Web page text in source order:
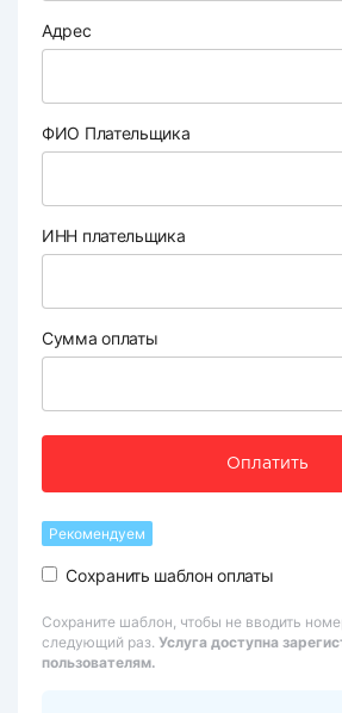
Адрес
ФИО Плательщика
ИНН плательщика
Сумма оплаты
Оплатить
Рекомендуем
Сохранить шаблон оплаты
Сохраните шаблон, чтобы не вводить
следующий раз. Услуга доступна
пользователям.